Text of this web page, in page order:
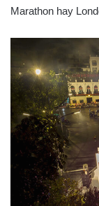
Marathon hay